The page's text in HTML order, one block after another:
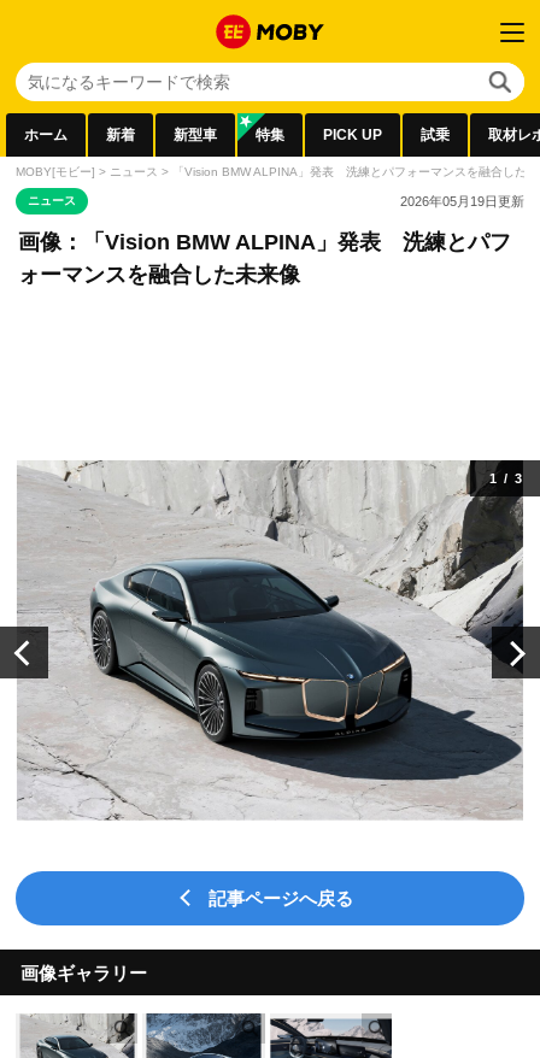
ホーム 新着 新型車 特集 PICK UP 試乗 取材レ
MOBY[モビー] > ニュース > 「Vision BMW ALPINA」発表 洗練とパフォーマンスを融合した
ニュース 2026年05月19日更新
画像：「Vision BMW ALPINA」発表 洗練とパフ
ォーマンスを融合した未来像
1/ 3
記事ページへ戻る
画像ギャラリー